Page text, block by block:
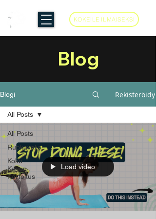
KOKEILE ILMAISEKSI
Blog
Blogi Rekisteröidy
All Posts
Ruokavalio
Koko
Kehon
Kartoitus
All Posts
Load video